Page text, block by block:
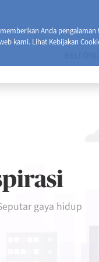
Anda
kami. Lihat Kebijakan
gaya hidup